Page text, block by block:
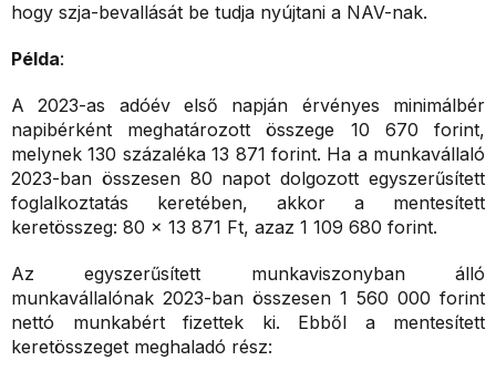
hogy szja-bevallását be tudja nyújtani a NAV-nak.
Példa:
A 2023-as adóév első napján érvényes minimálbér
napibérként meghatározott összege 10 670 forint,
melynek 130 százaléka 13 871 forint. Ha a munkavállaló
2023-ban összesen 80 napot dolgozott egyszerűsített
foglalkoztatás keretében, akkor a mentesített
keretösszeg: 80 x 13 871 Ft, azaz 1 109 680 forint.
Az egyszerűsített munkaviszonyban álló
munkavállalónak 2023-ban összesen 1 560 000 forint
nettó munkabért fizettek ki. Ebből a mentesített
keretösszeget meghaladó rész: